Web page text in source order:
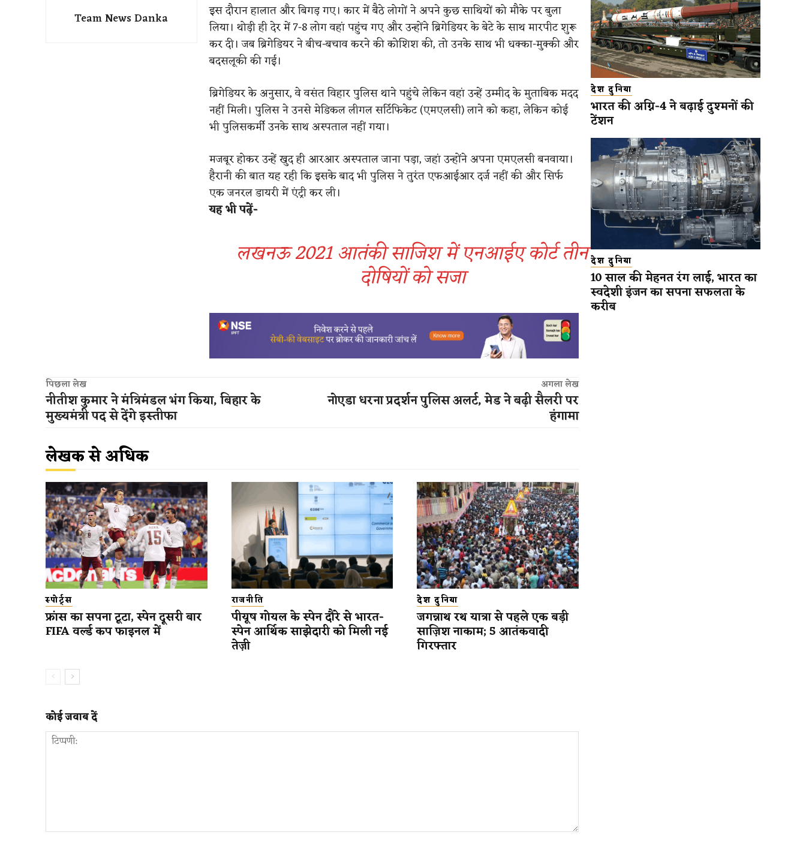
Team News Danka
इस दौरान हालात और बिगड़ गए। कार में बैठे लोगों ने अपने कुछ साथियों को मौके पर बुला
लिया। थोड़ी ही देर में 7-8 लोग वहां पहुंच गए और उन्होंने ब्रिगेडियर के बेटे के साथ मारपीट शुरू
कर दी। जब ब्रिगेडियर ने बीच-बचाव करने की कोशिश की, तो उनके साथ भी धक्का-मुक्की और
बदसलूकी की गई।
ब्रिगेडियर के अनुसार, वे वसंत विहार पुलिस थाने पहुंचे लेकिन वहां उन्हें उम्मीद के मुताबिक मदद
नहीं मिली। पुलिस ने उनसे मेडिकल लीगल सर्टिफिकेट (एमएलसी) लाने को कहा, लेकिन कोई
भी पुलिसकर्मी उनके साथ अस्पताल नहीं गया।
मजबूर होकर उन्हें खुद ही आरआर अस्पताल जाना पड़ा, जहां उन्होंने अपना एमएलसी बनवाया।
हैरानी की बात यह रही कि इसके बाद भी पुलिस ने तुरंत एफआईआर दर्ज नहीं की और सिर्फ
एक जनरल डायरी में एंट्री कर ली।
यह भी पढ़ें-
लखनऊ 2021 आतंकी साजिश में एनआईए कोर्ट तीन
दोषियों को सजा
पिछला लेख
नीतीश कुमार ने मंत्रिमंडल भंग किया, बिहार के
मुख्यमंत्री पद से देंगे इस्तीफा
अगला लेख
नोएडा धरना प्रदर्शन पुलिस अलर्ट, मेड ने बढ़ी सैलरी पर
हंगामा
लेखक से अधिक
स्पोर्ट्स
फ्रांस का सपना टूटा, स्पेन दूसरी बार
FIFA वर्ल्ड कप फाइनल में
राजनीति
पीयूष गोयल के स्पेन दौरे से भारत-
स्पेन आर्थिक साझेदारी को मिली नई
तेज़ी
देश दुनिया
जगन्नाथ रथ यात्रा से पहले एक बड़ी
साज़िश नाकाम; 5 आतंकवादी
गिरफ्तार
कोई जवाब दें
देश दुनिया
भारत की अग्नि-4 ने बढ़ाई दुश्मनों की
टेंशन
देश दुनिया
10 साल की मेहनत रंग लाई, भारत का
स्वदेशी इंजन का सपना सफलता के
करीब